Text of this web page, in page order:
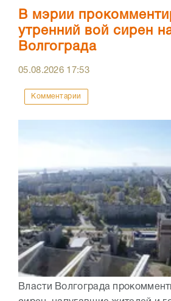
В мэрии
утренний вой сирен
Волгограда
05.08.2026 17:53
Комментарии
Власти Волгограда